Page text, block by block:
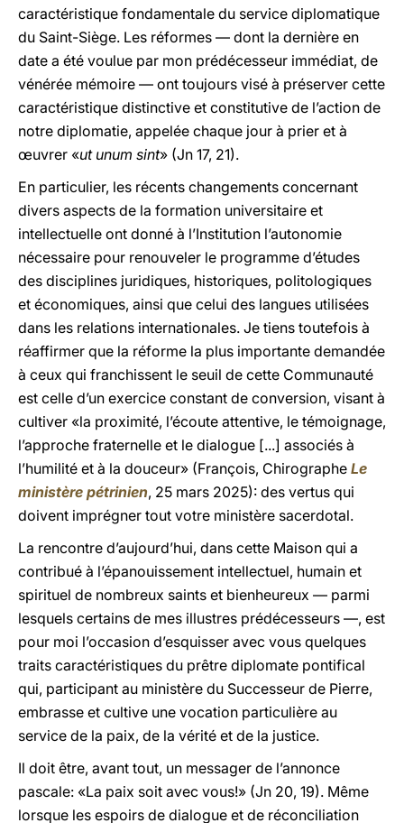
caractéristique fondamentale du service diplomatique
du Saint-Siège. Les réformes — dont la dernière en
date a été voulue par mon prédécesseur immédiat, de
vénérée mémoire — ont toujours visé à préserver cette
caractéristique distinctive et constitutive de l’action de
notre diplomatie, appelée chaque jour à prier et à
œuvrer «ut unum sint» (Jn 17, 21).
En particulier, les récents changements concernant
divers aspects de la formation universitaire et
intellectuelle ont donné à l’Institution l’autonomie
nécessaire pour renouveler le programme d’études
des disciplines juridiques, historiques, politologiques
et économiques, ainsi que celui des langues utilisées
dans les relations internationales. Je tiens toutefois à
réaffirmer que la réforme la plus importante demandée
à ceux qui franchissent le seuil de cette Communauté
est celle d’un exercice constant de conversion, visant à
cultiver «la proximité, l’écoute attentive, le témoignage,
l’approche fraternelle et le dialogue [...] associés à
l’humilité et à la douceur» (François, Chirographe Le
ministère pétrinien, 25 mars 2025): des vertus qui
doivent imprégner tout votre ministère sacerdotal.
La rencontre d’aujourd’hui, dans cette Maison qui a
contribué à l’épanouissement intellectuel, humain et
spirituel de nombreux saints et bienheureux — parmi
lesquels certains de mes illustres prédécesseurs —, est
pour moi l’occasion d’esquisser avec vous quelques
traits caractéristiques du prêtre diplomate pontifical
qui, participant au ministère du Successeur de Pierre,
embrasse et cultive une vocation particulière au
service de la paix, de la vérité et de la justice.
Il doit être, avant tout, un messager de l’annonce
pascale: «La paix soit avec vous!» (Jn 20, 19). Même
lorsque les espoirs de dialogue et de réconciliation